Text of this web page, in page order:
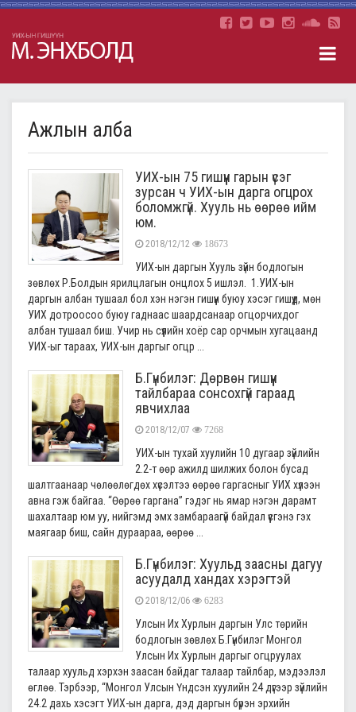
Ажлын алба
УИХ-ын 75 гишүүн гарын үсэг
зурсан ч УИХ-ын дарга огцрох
боломжгүй. Хууль нь өөрөө ийм
юм.
2018/12/12 18673
УИХ-ын даргын Хууль зүйн бодлогын
зөвлөх Р.Болдын ярилцлагын онцлох 5 ишлэл. 1.УИХ-ын
даргын албан тушаал бол хэн нэгэн гишүүн буюу хэсэг гишүүд, мөн
УИХ дотроосоо буюу гаднаас шаардсанаар огцорчихдог
албан тушаал биш. Учир нь сүүлийн хоёр сар орчмын хугацаанд
УИХ-ыг тараах, УИХ-ын даргыг огцр ...
Б.Гүнбилэг: Дөрвөн гишүүн
тайлбараа сонсохгүй гараад
явчихлаа
2018/12/07 7268
УИХ-ын тухай хуулийн 10 дугаар зүйлийн
2.2-т өөр ажилд шилжих болон бусад
шалтгаанаар чөлөөлөгдөх хүсэлтээ өөрөө гаргасныг УИХ хүлээн
авна гэж байгаа. “Өөрөө гаргана” гэдэг нь ямар нэгэн дарамт
шахалтаар юм уу, нийгэмд эмх замбараагүй байдал үүсгэнэ гэх
маягаар биш, сайн дураараа, өөрөө ...
Б.Гүнбилэг: Хуульд заасны дагуу
асуудалд хандах хэрэгтэй
2018/12/06 6283
Улсын Их Хурлын даргын Улс төрийн
бодлогын зөвлөх Б.Гүнбилэг Монгол
Улсын Их Хурлын даргыг огцруулах
талаар хуульд хэрхэн заасан байдаг талаар тайлбар, мэдээлэл
өглөө. Тэрбээр, “Монгол Улсын Үндсэн хуулийн 24 дүгээр зүйлийн
24.2 дахь хэсэгт УИХ-ын дарга, дэд даргын бүрэн эрхийн